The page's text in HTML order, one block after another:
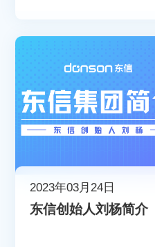
2023年03月24日
东信创始人刘杨简介